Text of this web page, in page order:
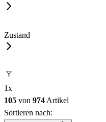
Zustand
1x
105 von 974 Artikel
Sortieren nach: